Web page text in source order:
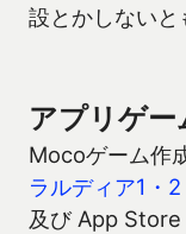
設とかしないと
アプリゲー
Mocoゲーム作
ラルディア1・
及び App Store